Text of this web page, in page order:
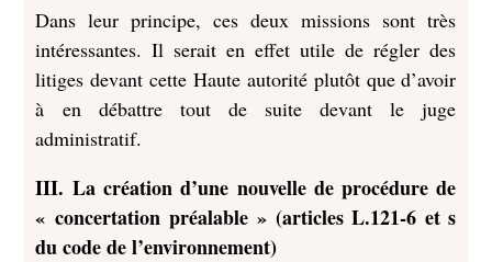
Dans leur principe, ces deux missions sont très
intéressantes. Il serait en effet utile de régler des
litiges devant cette Haute autorité plutôt que d’avoir
à en débattre tout de suite devant le juge
administratif.
III. La création d’une nouvelle de procédure de
« concertation préalable » (articles L.121-6 et s
du code de l’environnement)